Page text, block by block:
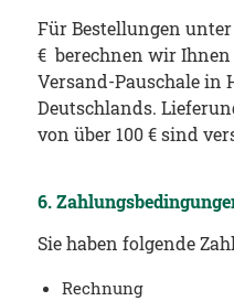
Für Bestellungen
€ berechnen wir Ihnen
Versand-Pauschale in
Deutschlands.
von über 100 € sind
6.
Sie haben folgende
Rechnung